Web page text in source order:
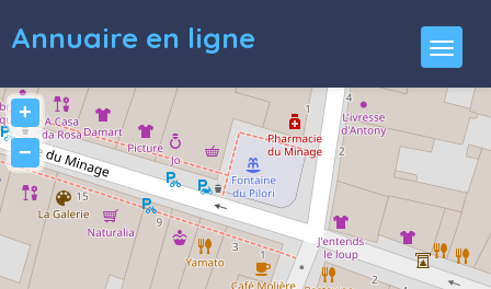
Annuaire en ligne
+
−